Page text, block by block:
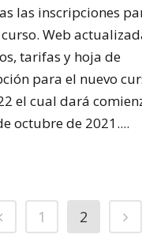
las inscripciones
Web
tarifas y hoja de
para el nuevo
el cual dará
octubre de 2021....
1 2